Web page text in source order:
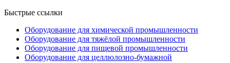
Быстрые ссылки
Оборудование для химической промышленности
Оборудование для тяжёлой промышленности
Оборудование для пищевой промышленности
Оборудование для целлюлозно-бумажной